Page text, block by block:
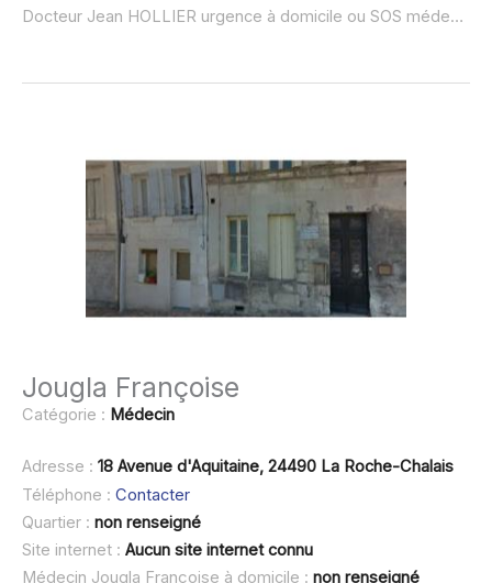
Docteur Jean HOLLIER urgence à domicile ou SOS médecin :
Jougla Françoise
Catégorie : Médecin
Adresse : 18 Avenue d'Aquitaine, 24490 La Roche-Chalais
Téléphone : Contacter
Quartier : non renseigné
Site internet : Aucun site internet connu
Médecin Jougla Françoise à domicile : non renseigné